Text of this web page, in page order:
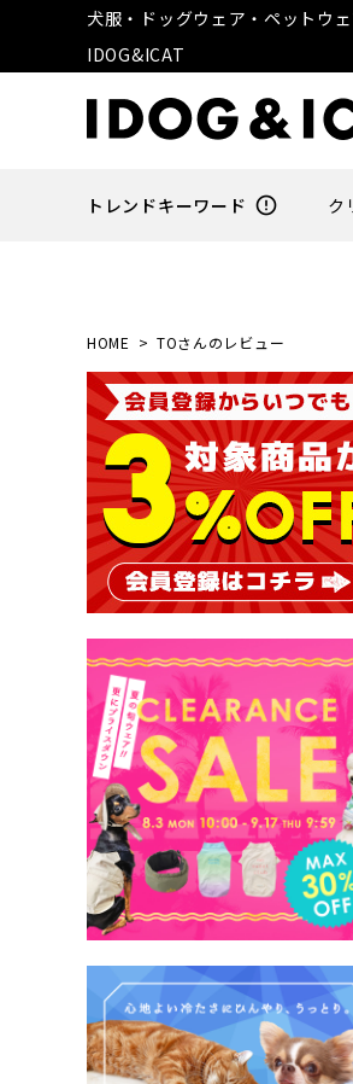
犬服・ドッグウェア・ペットウ
IDOG&ICAT
トレンドキーワード error_outline ク
HOME TOさんのレビュー